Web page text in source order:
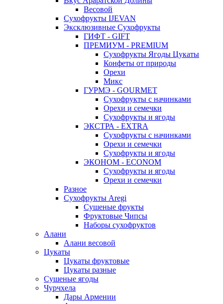
Весовой
Сухофрукты IJEVAN
Эксклюзивные Сухофрукты
ГИФТ - GIFT
ПРЕМИУМ - PREMIUM
Сухофрукты Ягоды Цукаты
Конфеты от природы
Орехи
Микс
ГУРМЭ - GOURMET
Сухофрукты с начинками
Орехи и семечки
Сухофрукты и ягоды
ЭКСТРА - EXTRA
Сухофрукты с начинками
Орехи и семечки
Сухофрукты и ягоды
ЭКОНОМ - ECONOM
Сухофрукты и ягоды
Орехи и семечки
Разное
Сухофрукты Aregi
Сушеные фрукты
Фруктовые Чипсы
Наборы сухофруктов
Алани
Алани весовой
Цукаты
Цукаты фруктовые
Цукаты разные
Сушеные ягоды
Чурчхела
Дары Армении